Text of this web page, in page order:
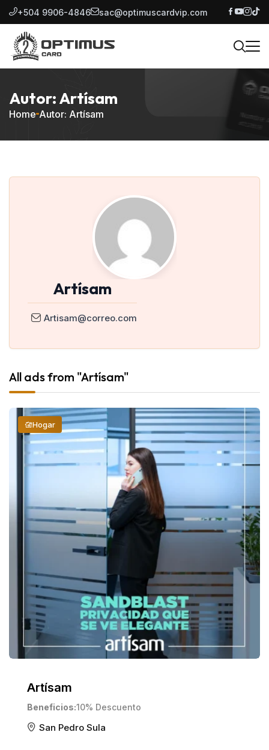
+504 9906-4846 sac@optimuscardvip.com
Autor: Artísam
Home Autor: Artísam
Artísam
Artisam@correo.com
All ads from "Artísam"
Artísam
Beneficios 10% Descuento
Hogar
San Pedro Sula